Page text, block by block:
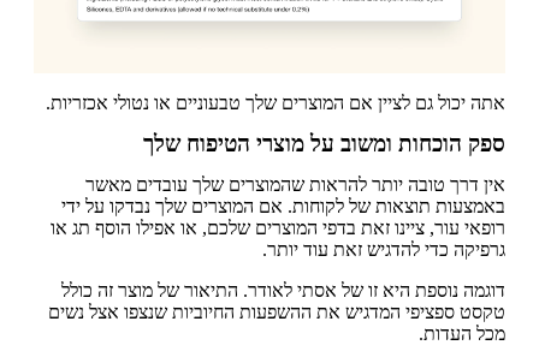
אתה יכול גם לציין אם המוצרים שלך טבעוניים או נטולי אכזריות.
ספק הוכחות ומשוב על מוצרי הטיפוח שלך
אין דרך טובה יותר להראות שהמוצרים שלך עובדים מאשר
באמצעות תוצאות של לקוחות. אם המוצרים שלך נבדקו על ידי
רופאי עור, ציינו זאת בדפי המוצרים שלכם, או אפילו הוסף תג או
גרפיקה כדי להדגיש זאת עוד יותר.
דוגמה נוספת היא זו של אסתי לאודר. התיאור של מוצר זה כולל
טקסט ספציפי המדגיש את ההשפעות החיוביות שנצפו אצל נשים
מכל העדות.